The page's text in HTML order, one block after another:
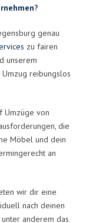
?
genau
zu fairen
unserem
reibungslos
Umzüge von
die
Möbel und dein
an
wir dir eine
nach deinen
anderem das